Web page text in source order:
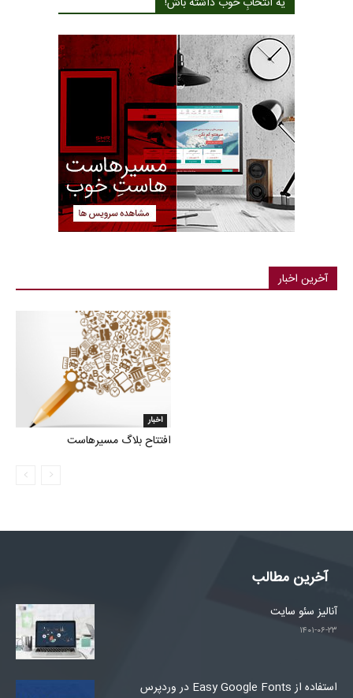
آخرین اخبار
اخبار
افتتاح بلاگ مسیرهاست
آخرین مطالب
آنالیز سئو سایت
۱۴۰۱-۰۶-۲۳
استفاده از Easy Google Fonts در وردپرس